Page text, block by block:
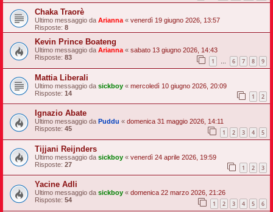
Chaka Traorè
Ultimo messaggio da Arianna « venerdì 19 giugno 2026, 13:57
Risposte: 8
Kevin Prince Boateng
Ultimo messaggio da Arianna « sabato 13 giugno 2026, 14:43
Risposte: 83 1 … 6 7 8 9
Mattia Liberali
Ultimo messaggio da sickboy « mercoledì 10 giugno 2026, 20:09
Risposte: 14 1 2
Ignazio Abate
Ultimo messaggio da Puddu « domenica 31 maggio 2026, 14:11
Risposte: 45 1 2 3 4 5
Tijjani Reijnders
Ultimo messaggio da sickboy « venerdì 24 aprile 2026, 19:59
Risposte: 27 1 2 3
Yacine Adli
Ultimo messaggio da sickboy « domenica 22 marzo 2026, 21:26
Risposte: 54 1 2 3 4 5 6